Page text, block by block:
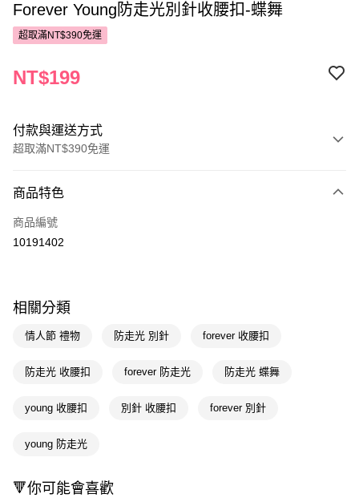
Forever Young防走光別針收腰扣-蝶舞
超取滿NT$390免運
NT$199
付款與運送方式
超取滿NT$390免運
POYA支付
信用卡一次付款
悠遊付
Google Pay
AFTEE先享後付
AFTEE先享後付是「在收到商品之後才付款」的支付方式。 讓您購物簡單
即享券
商品特色
商品編號
10191402
相關分類
情人節 禮物 防走光 別針 forever 收腰扣
防走光 收腰扣 forever 防走光 防走光 蝶舞
young 收腰扣 別針 收腰扣 forever 別針
young 防走光
🔻你可能會喜歡